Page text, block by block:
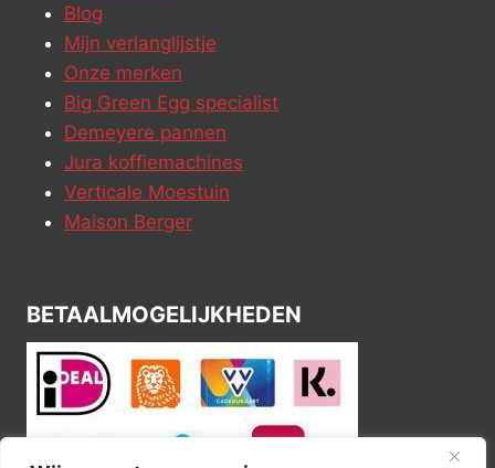
Blog
Mijn verlanglijstje
Onze merken
Big Green Egg specialist
Demeyere pannen
Jura koffiemachines
Verticale Moestuin
Maison Berger
BETAALMOGELIJKHEDEN